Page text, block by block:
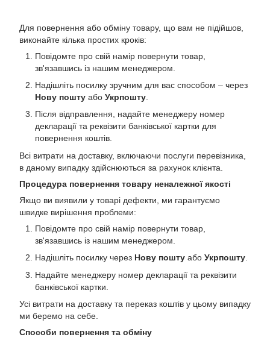
Для повернення або обміну товару, що вам не підійшов,
виконайте кілька простих кроків:
Повідомте про свій намір повернути товар,
зв'язавшись із нашим менеджером.
Надішліть посилку зручним для вас способом – через
Нову пошту або Укрпошту
Після відправлення, надайте менеджеру номер
декларації та реквізити банківської картки для
повернення коштів.
Всі витрати на доставку, включаючи послуги перевізника,
в даному випадку здійснюються за рахунок клієнта.
Процедура повернення товару неналежної якості
Якщо ви виявили у товарі дефекти, ми гарантуємо
швидке вирішення проблеми:
Повідомте про свій намір повернути товар,
зв'язавшись із нашим менеджером.
Надішліть посилку через Нову пошту або Укрпошту.
Надайте менеджеру номер декларації та реквізити
банківської картки.
Усі витрати на доставку та переказ коштів у цьому випадку
ми беремо на себе.
Способи повернення та обміну